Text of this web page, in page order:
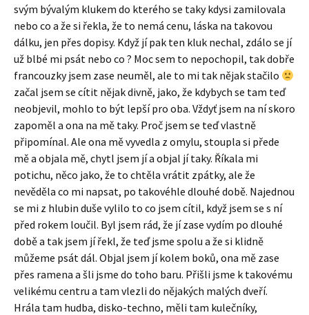
svým bývalým klukem do kterého se taky kdysi zamilovala
nebo co a že si řekla, že to nemá cenu, láska na takovou
dálku, jen přes dopisy. Když jí pak ten kluk nechal, zdálo se jí
už blbé mi psát nebo co ? Moc sem to nepochopil, tak dobře
francouzky jsem zase neuměl, ale to mi tak nějak stačilo
začal jsem se cítit nějak divně, jako, že kdybych se tam teď
neobjevil, mohlo to být lepší pro oba. Vždyť jsem na ní skoro
zapoměl a ona na mě taky. Proč jsem se teď vlastně
připomínal. Ale ona mě vyvedla z omylu, stoupla si přede
mě a objala mě, chytl jsem jí a objal jí taky. Říkala mi
potichu, něco jako, že to chtěla vrátit zpátky, ale že
nevěděla co mi napsat, po takovéhle dlouhé době. Najednou
se mi z hlubin duše vylilo to co jsem cítil, když jsem se s ní
před rokem loučil. Byl jsem rád, že jí zase vydím po dlouhé
době a tak jsem jí řekl, že teď jsme spolu a že si klidně
můžeme psát dál. Objal jsem jí kolem boků, ona mě zase
přes ramena a šli jsme do toho baru. Přišli jsme k takovému
velikému centru a tam vlezli do nějakých malých dveří.
Hrála tam hudba, disko-techno, měli tam kulečníky,